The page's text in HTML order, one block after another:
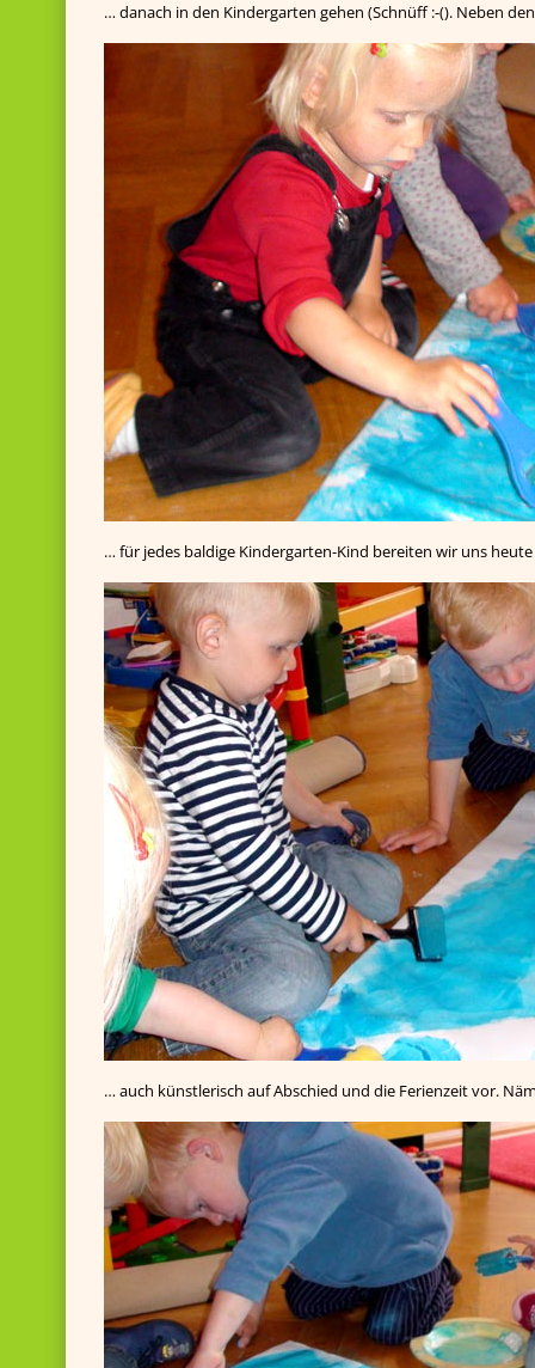
… danach in den Kindergarten gehen (Schnüff :-(). Neben
… für jedes baldige Kindergarten-Kind bereiten wir uns
… auch künstlerisch auf Abschied und die Ferienzeit vor.